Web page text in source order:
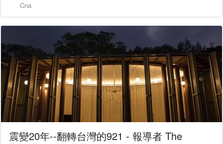
Cna
震變20年--翻轉台灣的921 - 報導者 The